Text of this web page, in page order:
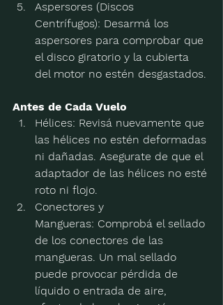
Aspersores (Discos
Centrífugos): Desarmá los
aspersores para comprobar que
el disco giratorio y la cubierta
del motor no estén desgastados.
Antes de Cada Vuelo
Hélices: Revisá nuevamente que
las hélices no estén deformadas
ni dañadas. Asegurate de que el
adaptador de las hélices no esté
roto ni flojo.
Conectores y
Mangueras: Comprobá el sellado
de los conectores de las
mangueras. Un mal sellado
puede provocar pérdida de
líquido o entrada de aire,